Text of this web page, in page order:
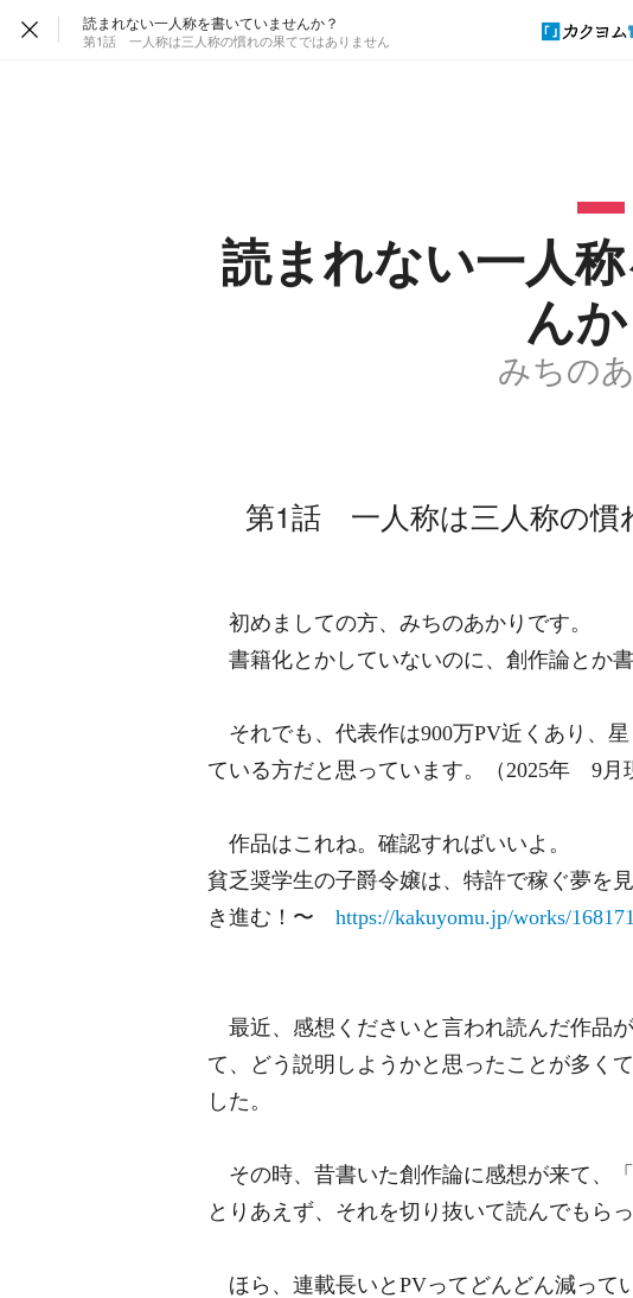
読まれない一人称を書いていませんか？
第1話 一人称は三人称の慣れの果てではありません
読まれない一人
ん
みちの
第1話 一人称は三人称の慣
初めましての方、みちのあかりです。
書籍化とかしていないのに、創作論とか書
それでも、代表作は900万PV近くあり、
ている方だと思っています。（2025年 9月
作品はこれね。確認すればいいよ。
貧乏奨学生の子爵令嬢は、特許で稼ぐ夢を
き進む！〜 https://kakuyomu.jp/works/
最近、感想くださいと言われ読んだ作品
て、どう説明しようかと思ったことが多く
した。
その時、昔書いた創作論に感想が来て、
とりあえず、それを切り抜いて読んでもら
ほら、連載長いとPVってどんどん減って